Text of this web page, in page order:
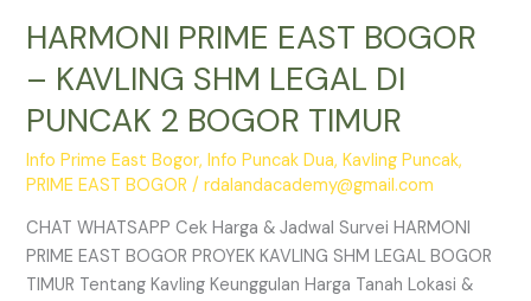
HARMONI PRIME EAST BOGOR
– KAVLING SHM LEGAL DI
PUNCAK 2 BOGOR TIMUR
Info Prime East Bogor,Info Puncak Dua,Kavling Puncak,
PRIME EAST BOGOR /rdalandacademy@gmail.com
CHAT WHATSAPP Cek Harga & Jadwal Survei HARMONI
PRIME EAST BOGOR PROYEK KAVLING SHM LEGAL BOGOR
TIMUR Tentang Kavling Keunggulan Harga Tanah Lokasi &